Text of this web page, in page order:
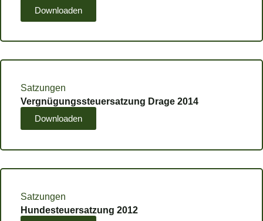
Downloaden
Satzungen
Vergnügungssteuersatzung Drage 2014
Downloaden
Satzungen
Hundesteuersatzung 2012